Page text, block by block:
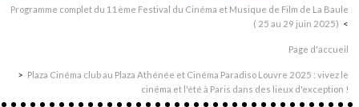
Programme complet du 11ème Festival du Cinéma et Musique de Film de La Baule
( 25 au 29 juin 2025)
Page d'accueil
Plaza Cinéma club au Plaza Athénée et Cinéma Paradiso Louvre 2025 : vivez le
cinéma et l'été à Paris dans des lieux d'exception !